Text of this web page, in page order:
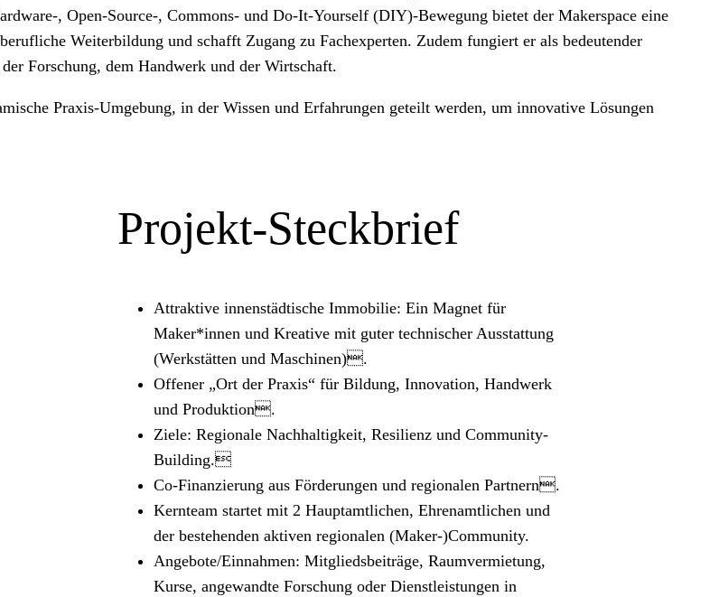
, Open-Source-, Commons- und Do-It-Yourself (DIY)-Bewegung bietet der Makerspace eine
Weiterbildung und schafft Zugang zu Fachexperten. Zudem fungiert er als bedeutender
Forschung, dem Handwerk und der Wirtschaft.
Praxis-Umgebung, in der Wissen und Erfahrungen geteilt werden, um innovative Lösungen
Projekt-Steckbrief
Attraktive innenstädtische Immobilie: Ein Magnet für
Maker*innen und Kreative mit guter technischer Ausstattung
(Werkstätten und Maschinen).
Offener „Ort der Praxis“ für Bildung, Innovation, Handwerk
und Produktion.
Ziele: Regionale Nachhaltigkeit, Resilienz und Community-
Building.
Co-Finanzierung aus Förderungen und regionalen Partnern.
Kernteam startet mit 2 Hauptamtlichen, Ehrenamtlichen und
der bestehenden aktiven regionalen (Maker-)Community.
Angebote/Einnahmen: Mitgliedsbeiträge, Raumvermietung,
Kurse, angewandte Forschung oder Dienstleistungen in